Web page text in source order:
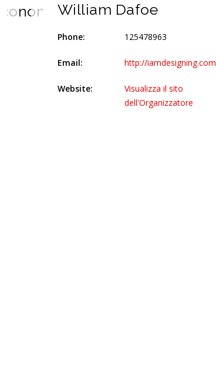
Economy and creativity
William Dafoe
Phone: 125478963
Email: http://iamdesigning.com
Website:
Visualizza il sito
dell'Organizzatore